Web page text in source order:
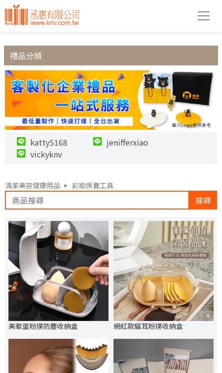
禮品分類
katty5168
jenifferxiao
vickyknv
清潔美容健康用品 彩妝保養工具
搜尋
美妝蛋粉撲防塵收納盒 網紅款貓耳粉撲收納盒